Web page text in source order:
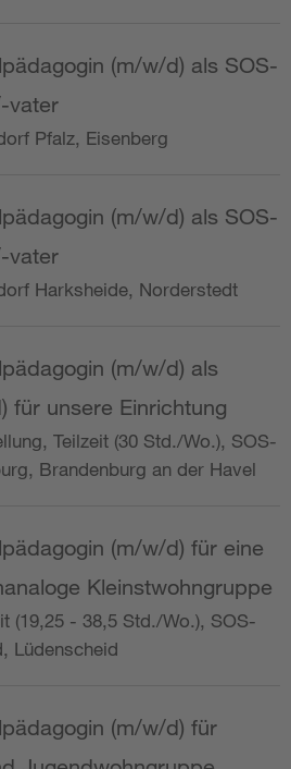
(m/w/d) als SOS-
vater
Pfalz, Eisenberg
(m/w/d) als SOS-
vater
Harksheide, Norderstedt
(m/w/d) als
für unsere Einrichtung
Teilzeit (30 Std./Wo.), SOS-
Brandenburg an der Havel
(m/w/d) für eine
Kleinstwohngruppe
(19,25 - 38,5 Std./Wo.), SOS-
Lüdenscheid
(m/w/d) für